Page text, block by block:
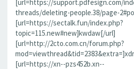
[url=https://support.pdfesign.com/
threads/deleting-people.38/page-
[url=https://sectalk.fun/index.php?
topic=115.new#new]kwdaw[/url]
[url=http://2cto.com.cn/forum.php?
[url=https://xn--pzs452b.xn--